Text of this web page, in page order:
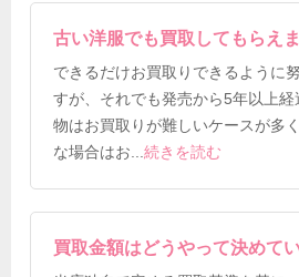
古い洋服でも買取してもらえ
できるだけお買取りできるように
すが、それでも発売から5年以上
物はお買取りが難しいケースが多
な場合はお...続きを読む
買取金額はどうやって決めて